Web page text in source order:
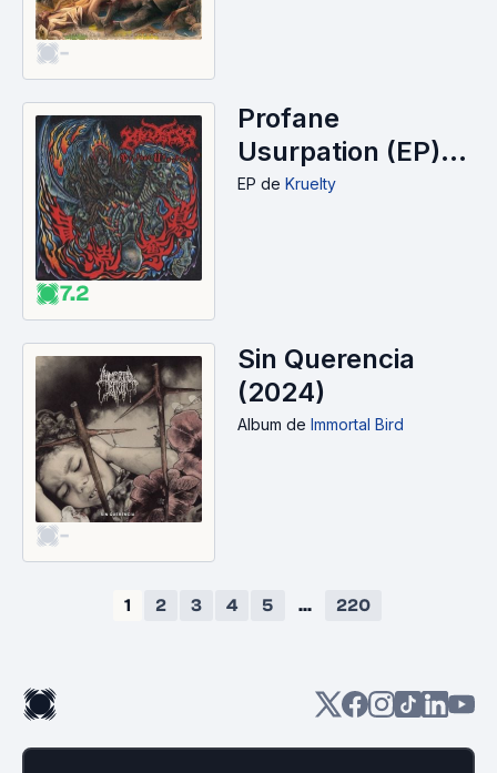
-
7.2
Profane
Usurpation (EP)
(2024)
EP de Kruelty
-
Sin Querencia
(2024)
Album de Immortal Bird
1 2 3 4 5 ... 220